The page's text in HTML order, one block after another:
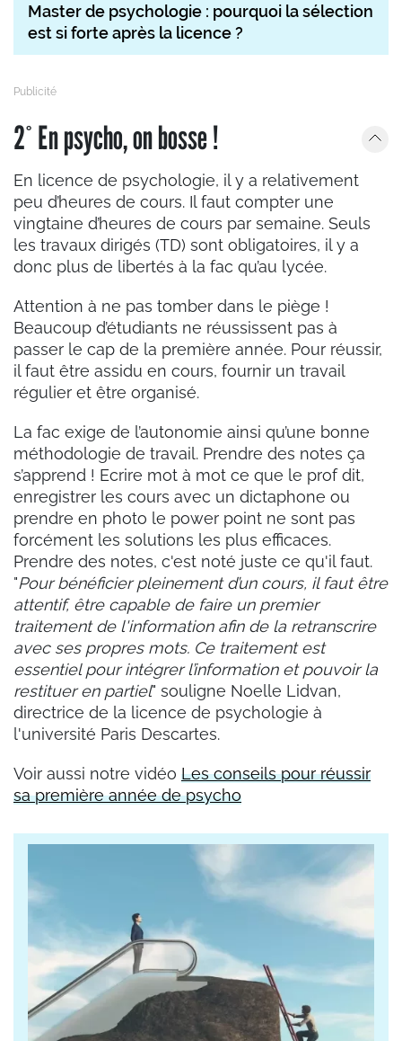
Master de psychologie : pourquoi la sélection
est si forte après la licence ?
2° En psycho, on bosse !
En licence de psychologie, il y a relativement
peu d’heures de cours. Il faut compter une
vingtaine d’heures de cours par semaine. Seuls
les travaux dirigés (TD) sont obligatoires, il y a
donc plus de libertés à la fac qu’au lycée.
Attention à ne pas tomber dans le piège !
Beaucoup d’étudiants ne réussissent pas à
passer le cap de la première année. Pour réussir,
il faut être assidu en cours, fournir un travail
régulier et être organisé.
La fac exige de l’autonomie ainsi qu’une bonne
méthodologie de travail. Prendre des notes ça
s’apprend ! Ecrire mot à mot ce que le prof dit,
enregistrer les cours avec un dictaphone ou
prendre en photo le power point ne sont pas
forcément les solutions les plus efficaces.
Prendre des notes, c'est noté juste ce qu'il faut.
"Pour bénéficier pleinement d’un cours, il faut être
attentif, être capable de faire un premier
traitement de l'information afin de la retranscrire
avec ses propres mots. Ce traitement est
essentiel pour intégrer l’information et pouvoir la
restituer en partiel" souligne Noelle Lidvan,
directrice de la licence de psychologie à
l'université Paris Descartes.
Voir aussi notre vidéo Les conseils pour réussir
sa première année de psycho